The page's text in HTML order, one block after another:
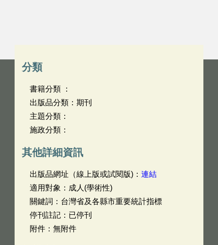
分類
書籍分類 ：
出版品分類：期刊
主題分類：
施政分類：
其他詳細資訊
出版品網址（線上版或試閱版)： 連結
適用對象：成人(學術性)
關鍵詞：台灣省及各縣市重要統計指標
停刊註記：已停刊
附件：無附件